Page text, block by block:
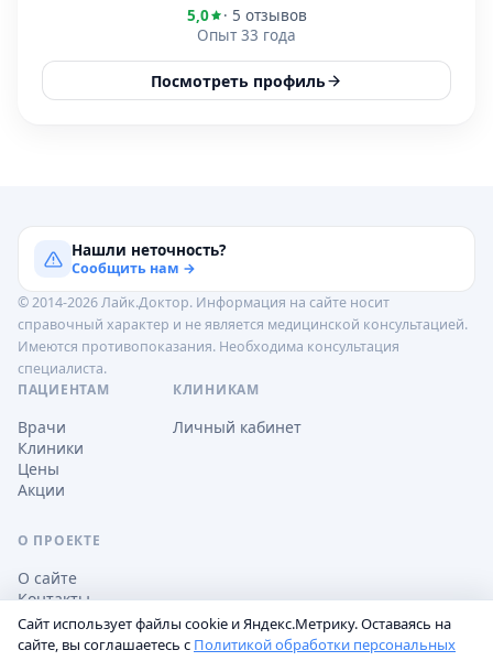
5,0
· 5 отзывов
Опыт 33 года
Посмотреть профиль
Нашли неточность?
Сообщить нам →
© 2014-2026 Лайк.Доктор. Информация на сайте носит
справочный характер и не является медицинской консультацией.
Имеются противопоказания. Необходима консультация
специалиста.
ПАЦИЕНТАМ
Врачи
Клиники
Цены
Акции
КЛИНИКАМ
Личный кабинет
О ПРОЕКТЕ
О сайте
Контакты
Сайт использует файлы cookie и Яндекс.Метрику. Оставаясь на
сайте, вы соглашаетесь с Политикой обработки персональных